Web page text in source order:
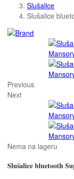
Slušalice
Slušalice
Previous
Next
Nema na lageru
Slušalice bluetooth